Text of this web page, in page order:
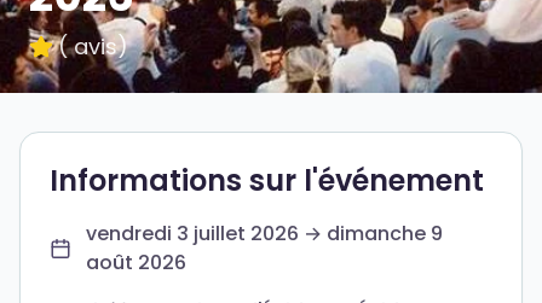
( avis)
Informations sur l'événement
vendredi 3 juillet 2026 → dimanche 9
août 2026